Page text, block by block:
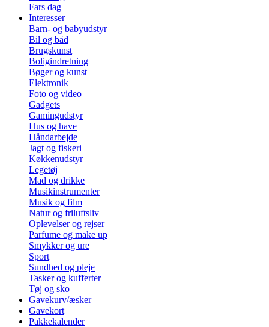
Fars dag
Interesser
Barn- og babyudstyr
Bil og båd
Brugskunst
Boligindretning
Bøger og kunst
Elektronik
Foto og video
Gadgets
Gamingudstyr
Hus og have
Håndarbejde
Jagt og fiskeri
Køkkenudstyr
Legetøj
Mad og drikke
Musikinstrumenter
Musik og film
Natur og friluftsliv
Oplevelser og rejser
Parfume og make up
Smykker og ure
Sport
Sundhed og pleje
Tasker og kufferter
Tøj og sko
Gavekurv/æsker
Gavekort
Pakkekalender